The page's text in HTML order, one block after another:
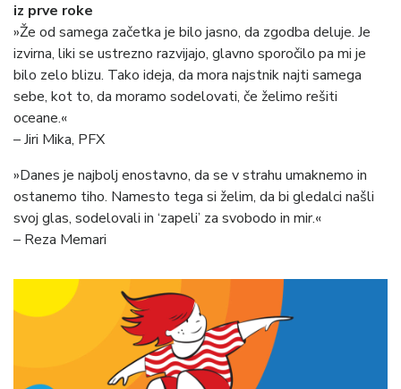
iz prve roke
»Že od samega začetka je bilo jasno, da zgodba deluje. Je
izvirna, liki se ustrezno razvijajo, glavno sporočilo pa mi je
bilo zelo blizu. Tako ideja, da mora najstnik najti samega
sebe, kot to, da moramo sodelovati, če želimo rešiti
oceane.«
– Jiri Mika, PFX
»Danes je najbolj enostavno, da se v strahu umaknemo in
ostanemo tiho. Namesto tega si želim, da bi gledalci našli
svoj glas, sodelovali in ‘zapeli’ za svobodo in mir.«
– Reza Memari